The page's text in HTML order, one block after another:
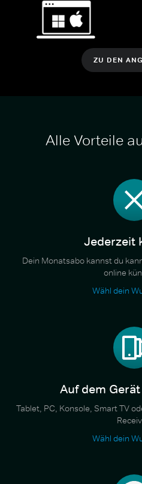
ZU DEN
Alle Vorteile
Jederzeit
Dein Monatsabo kannst du
online
Wähl dein
Auf dem
Tablet, PC, Konsole, Smart TV
Wähl dein